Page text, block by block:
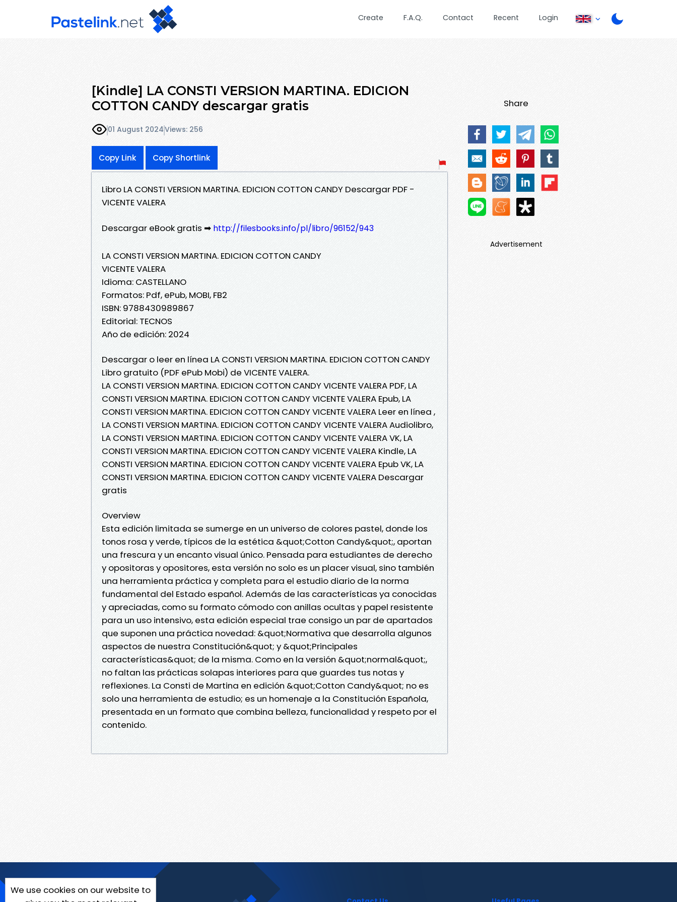
Create F.A.Q. Contact Recent Login
[Kindle] LA CONSTI VERSION MARTINA. EDICION
COTTON CANDY descargar gratis
01 August 2024Views: 256
Copy Link Copy Shortlink
Libro LA CONSTI VERSION MARTINA. EDICION COTTON CANDY Descargar PDF -
VICENTE VALERA
Descargar eBook gratis ➡ http://filesbooks.info/pl/libro/96152/943
LA CONSTI VERSION MARTINA. EDICION COTTON CANDY
VICENTE VALERA
Idioma: CASTELLANO
Formatos: Pdf, ePub, MOBI, FB2
ISBN: 9788430989867
Editorial: TECNOS
Año de edición: 2024
Descargar o leer en línea LA CONSTI VERSION MARTINA. EDICION COTTON CANDY
Libro gratuito (PDF ePub Mobi) de VICENTE VALERA.
LA CONSTI VERSION MARTINA. EDICION COTTON CANDY VICENTE VALERA PDF, LA
CONSTI VERSION MARTINA. EDICION COTTON CANDY VICENTE VALERA Epub, LA
CONSTI VERSION MARTINA. EDICION COTTON CANDY VICENTE VALERA Leer en línea ,
LA CONSTI VERSION MARTINA. EDICION COTTON CANDY VICENTE VALERA Audiolibro,
LA CONSTI VERSION MARTINA. EDICION COTTON CANDY VICENTE VALERA VK, LA
CONSTI VERSION MARTINA. EDICION COTTON CANDY VICENTE VALERA Kindle, LA
CONSTI VERSION MARTINA. EDICION COTTON CANDY VICENTE VALERA Epub VK, LA
CONSTI VERSION MARTINA. EDICION COTTON CANDY VICENTE VALERA Descargar
gratis
Overview
Esta edición limitada se sumerge en un universo de colores pastel, donde los
tonos rosa y verde, típicos de la estética &quot;Cotton Candy&quot;, aportan
una frescura y un encanto visual único. Pensada para estudiantes de derecho
y opositoras y opositores, esta versión no solo es un placer visual, sino también
una herramienta práctica y completa para el estudio diario de la norma
fundamental del Estado español. Además de las características ya conocidas
y apreciadas, como su formato cómodo con anillas ocultas y papel resistente
para un uso intensivo, esta edición especial trae consigo un par de apartados
que suponen una práctica novedad: &quot;Normativa que desarrolla algunos
aspectos de nuestra Constitución&quot; y &quot;Principales
características&quot; de la misma. Como en la versión &quot;normal&quot;,
no faltan las prácticas solapas interiores para que guardes tus notas y
reflexiones. La Consti de Martina en edición &quot;Cotton Candy&quot; no es
solo una herramienta de estudio; es un homenaje a la Constitución Española,
presentada en un formato que combina belleza, funcionalidad y respeto por el
contenido.
Share
Advertisement
We use cookies on our website to